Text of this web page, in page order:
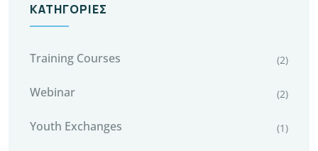
ΚΑΤΗΓΟΡΊΕΣ
Training Courses (2)
Webinar (2)
Youth Exchanges (1)